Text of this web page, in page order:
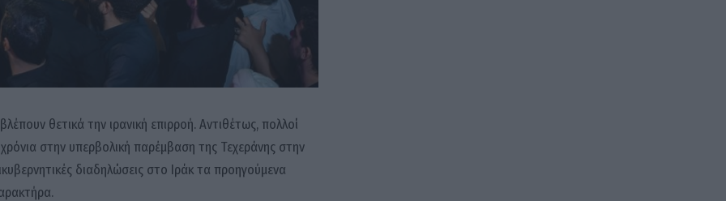
θετικά την ιρανική επιρροή. Αντιθέτως, πολλοί
χρόνια στην υπερβολική παρέμβαση της Τεχεράνης στην
διαδηλώσεις στο Ιράκ τα προηγούμενα